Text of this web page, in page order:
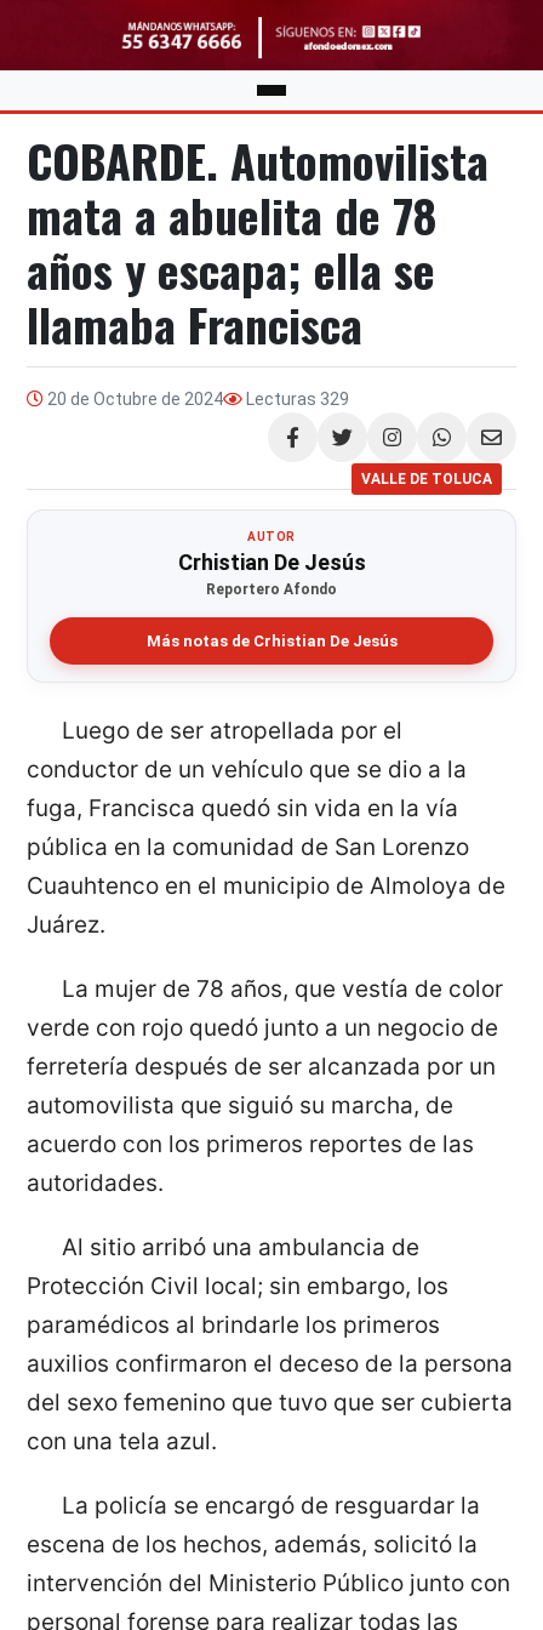
COBARDE. Automovilista
mata a abuelita de 78
años y escapa; ella se
llamaba Francisca
20 de Octubre de 2024 Lecturas 329
Compartir
VALLE DE TOLUCA
AUTOR
Crhistian De Jesús
Reportero Afondo
Más notas de Crhistian De Jesús
Luego de ser atropellada por el
conductor de un vehículo que se dio a la
fuga, Francisca quedó sin vida en la vía
pública en la comunidad de San Lorenzo
Cuauhtenco en el municipio de Almoloya de
Juárez.
La mujer de 78 años, que vestía de color
verde con rojo quedó junto a un negocio de
ferretería después de ser alcanzada por un
automovilista que siguió su marcha, de
acuerdo con los primeros reportes de las
autoridades.
Al sitio arribó una ambulancia de
Protección Civil local; sin embargo, los
paramédicos al brindarle los primeros
auxilios confirmaron el deceso de la persona
del sexo femenino que tuvo que ser cubierta
con una tela azul.
La policía se encargó de resguardar la
escena de los hechos, además, solicitó la
intervención del Ministerio Público junto con
personal forense para realizar todas las